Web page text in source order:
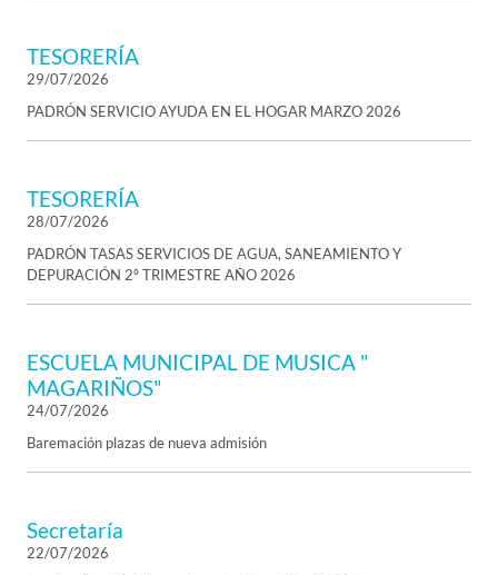
TESORERÍA
29/07/2026
PADRÓN SERVICIO AYUDA EN EL HOGAR MARZO 2026
TESORERÍA
28/07/2026
PADRÓN TASAS SERVICIOS DE AGUA, SANEAMIENTO Y
DEPURACIÓN 2º TRIMESTRE AÑO 2026
ESCUELA MUNICIPAL DE MUSICA "
MAGARIÑOS"
24/07/2026
Baremación plazas de nueva admisión
Secretaría
22/07/2026